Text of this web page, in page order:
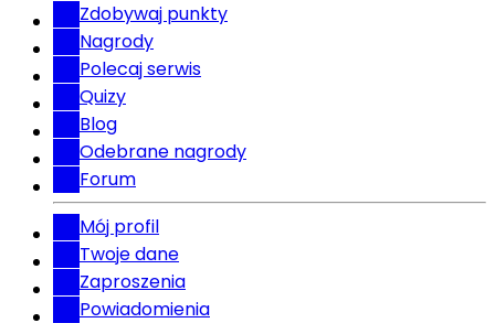
Zdobywaj punkty
Nagrody
Polecaj serwis
Quizy
Blog
Odebrane nagrody
Forum
Mój profil
Twoje dane
Zaproszenia
Powiadomienia